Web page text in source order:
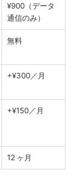
¥900（データ
通信のみ）
無料
+¥300／月
+¥150／月
12 ヶ月